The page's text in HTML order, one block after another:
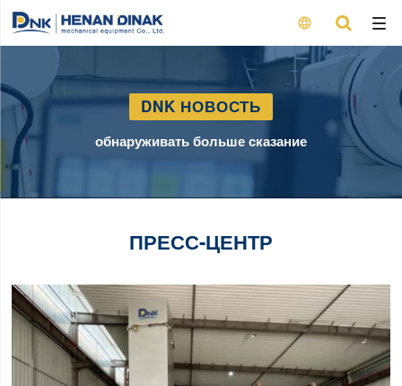

DNK НОВОСТЬ
обнаруживать больше сказание
ПРЕСС-ЦЕНТР